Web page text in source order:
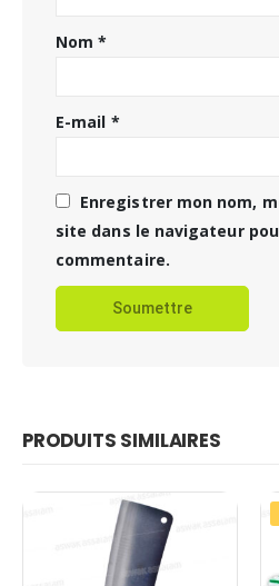
Nom*
E-mail *
Enregistrer mon nom,
site dans le navigateur
commentaire.
PRODUITS SIMILAIRES